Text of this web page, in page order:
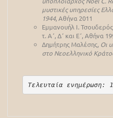
μυστικές υπηρεσίες
1944, Αθήνα 2011
Εμμανουήλ Ι.
τ. Α΄, Δ΄ και Ε΄, Αθήνα
Δημήτρης Μαλέσης, Οι
στο Νεοελληνικό
Τελευταία ενημέρωση: